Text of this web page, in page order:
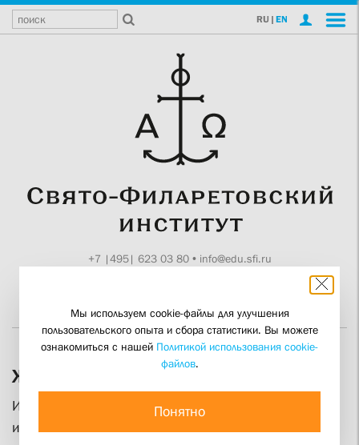
RU | EN
+7 |495| 623 03 80• info@edu.sfi.ru
Женщины — аристократы духа
Историческая беседа к 100-летию со дня кончины
игумении Екатерины (Ефимовской)
Мы используем cookie-файлы для улучшения
пользовательского опыта и сбора статистики. Вы можете
ознакомиться с нашей Политикой использования cookie-
файлов.
Понятно